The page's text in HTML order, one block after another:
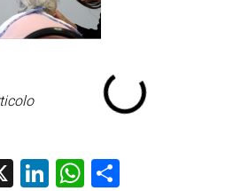
X LinkedIn
WhatsApp
Condividi